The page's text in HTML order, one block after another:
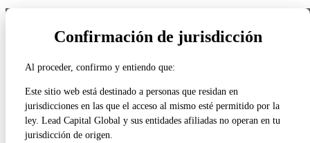
Confirmación de jurisdicción
Al proceder, confirmo y entiendo que:
Este sitio web está destinado a personas que residan en
jurisdicciones en las que el acceso al mismo esté permitido por la
ley. Lead Capital Global y sus entidades afiliadas no operan en tu
jurisdicción de origen.
NUESTRAS LICENCIAS REGULATORIAS
VER TODOS LOS DETALLES DE LA REGULACIÓN ›
Estados Unidos
CRD# 316822
Reino Unido
Regulado por la FCA